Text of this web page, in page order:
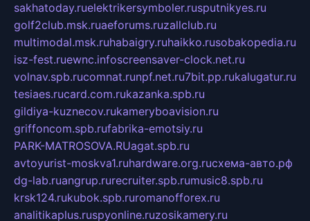
sakhatoday.ruelektrikersymboler.rusputnikyes.ru
golf2club.msk.ruaeforums.ruzallclub.ru
multimodal.msk.ruhabaigry.ruhaikko.rusobakopedia.ru
isz-fest.ruewnc.infoscreensaver-clock.net.ru
volnav.spb.rucomnat.runpf.net.ru7bit.pp.rukalugatur.ru
tesiaes.rucard.com.rukazanka.spb.ru
gildiya-kuznecov.rukameryboavision.ru
griffoncom.spb.rufabrika-emotsiy.ru
PARK-MATROSOVA.RUagat.spb.ru
avtoyurist-moskva1.ruhardware.org.ruсхема-авто.рф
dg-lab.ruangrup.rurecruiter.spb.rumusic8.spb.ru
krsk124.rukubok.spb.ruromanofforex.ru
analitikaplus.ruspyonline.ruzosikamery.ru